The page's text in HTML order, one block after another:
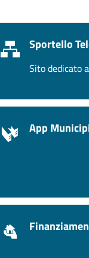
Sportello
Sito dedicato
App